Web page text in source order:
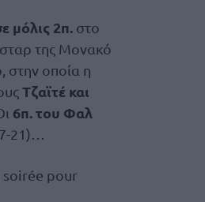
μόλις 2π. στο
της Μονακό
στην οποία η
Τζαϊτέ και
6π. του Φαλ
21)…
soirée pour